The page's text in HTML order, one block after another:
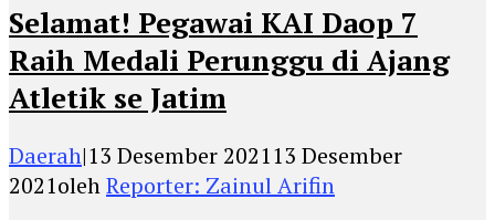
Selamat! Pegawai KAI Daop 7
Raih Medali Perunggu di Ajang
Atletik se Jatim
Daerah|13 Desember 202113 Desember
2021olehReporter: Zainul Arifin